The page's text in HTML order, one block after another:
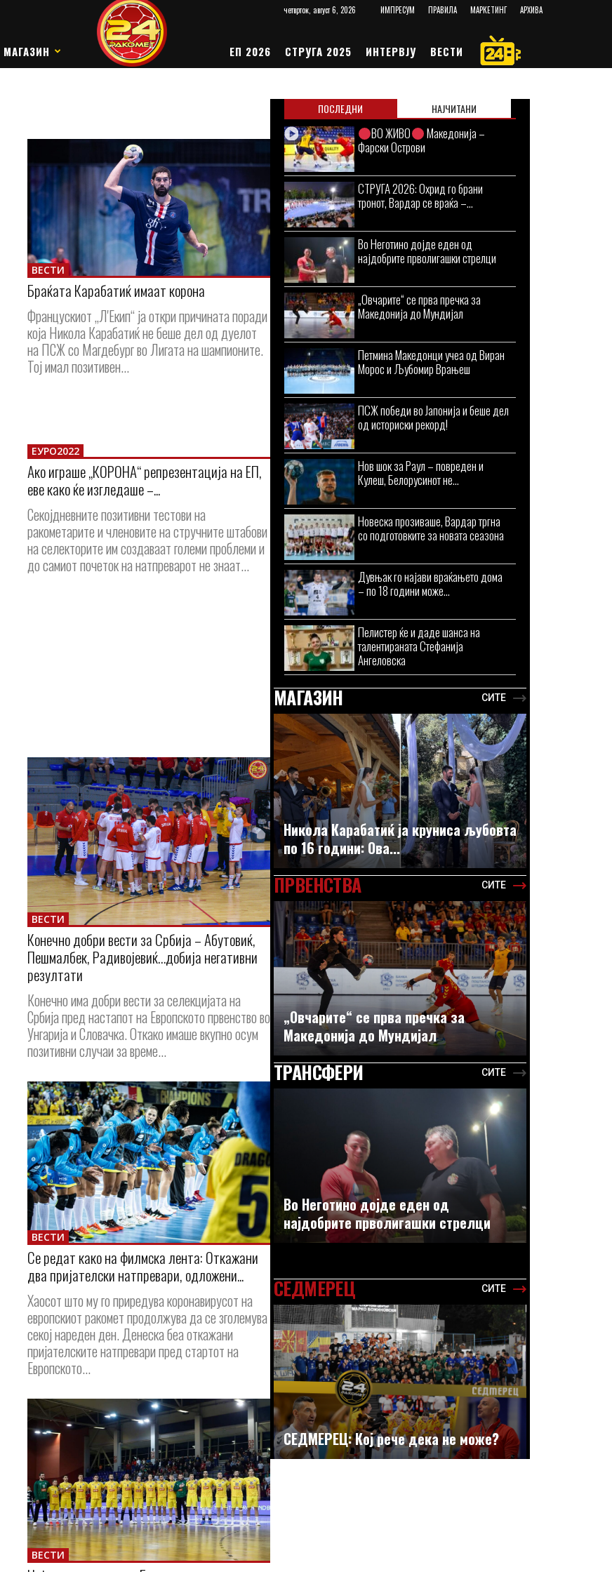
четврток, август 6, 2026 ИМПРЕСУМ ПРАВИЛА МАРКЕТИНГ АРХИВА
МАГАЗИН ЕП 2026 СТРУГА 2025 ИНТЕРВЈУ ВЕСТИ
ВЕСТИ
Браќата Карабатиќ имаат корона
Францускиот „Л'Екип“ ја откри причината поради
која Никола Карабатиќ не беше дел од дуелот
на ПСЖ со Магдебург во Лигата на шампионите.
Тој имал позитивен...
ЕУРО2022
Ако играше „КОРОНА“ репрезентација на ЕП,
еве како ќе изгледаше –...
Секојдневните позитивни тестови на
ракометарите и членовите на стручните штабови
на селекторите им создаваат големи проблеми и
до самиот почеток на натпреварот не знаат...
ВЕСТИ
Конечно добри вести за Србија – Абутовиќ,
Пешмалбек, Радивојевиќ…добија негативни
резултати
Конечно има добри вести за селекцијата на
Србија пред настапот на Европското првенство во
Унгарија и Словачка. Откако имаше вкупно осум
позитивни случаи за време...
ВЕСТИ
Се редат како на филмска лента: Откажани
два пријателски натпревари, одложени...
Хаосот што му го приредува коронавирусот на
европскиот ракомет продолжува да се зголемува
секој нареден ден. Денеска беа откажани
пријателските натпревари пред стартот на
Европското...
ВЕСТИ
ПОСЛЕДНИ НАЈЧИТАНИ
ВО ЖИВО
Македонија –
Фарски Острови
СТРУГА 2026: Охрид го брани
тронот, Вардар се враќа –...
Во Неготино дојде еден од
најдобрите прволигашки стрелци
„Овчарите“ се прва пречка за
Македонија до Мундијал
Петмина Македонци учеа од Виран
Морос и Љубомир Врањеш
ПСЖ победи во Јапонија и беше дел
од историски рекорд!
Нов шок за Раул – повреден и
Кулеш, Белорусинот не...
Новеска прозиваше, Вардар тргна
со подготовките за новата сеазона
Дувњак го најави враќањето дома
– по 18 години може...
Пелистер ќе и даде шанса на
талентираната Стефанија
Ангеловска
МАГАЗИН СИТЕ
Никола Карабатиќ ја круниса љубовта
по 16 години: Ова...
ПРВЕНСТВА СИТЕ
„Овчарите“ се прва пречка за
Македонија до Мундијал
ТРАНСФЕРИ СИТЕ
Во Неготино дојде еден од
најдобрите прволигашки стрелци
СЕДМЕРЕЦ СИТЕ
СЕДМЕРЕЦ: Кој рече дека не може?